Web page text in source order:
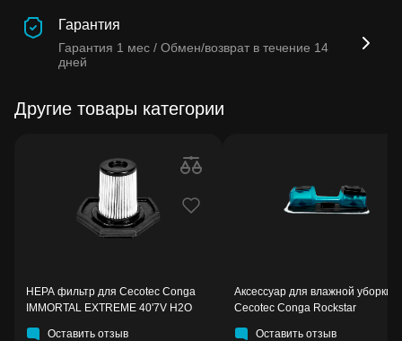
Гарантия
Гарантия 1 мес / Обмен/возврат в течение 14
дней
Другие товары категории
HEPA фильтр для Cecotec Conga
IMMORTAL EXTREME 40'7V H2O
Оставить отзыв
Аксессуар для влажной уборки
Cecotec Conga Rockstar
Оставить отзыв